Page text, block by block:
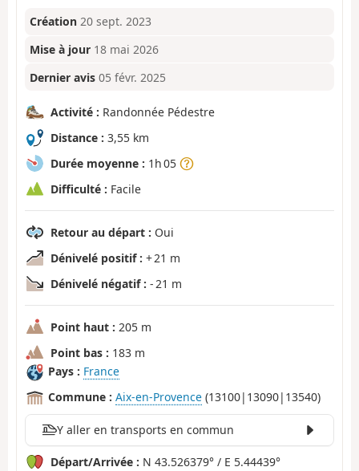
Création 20 sept. 2023
Mise à jour 18 mai 2026
Dernier avis 05 févr. 2025
Activité : Randonnée Pédestre
Distance : 3,55 km
Durée moyenne : 1h 05
Difficulté : Facile
Retour au départ : Oui
Dénivelé positif : + 21 m
Dénivelé négatif : - 21 m
Point haut : 205 m
Point bas : 183 m
Pays : France
Commune : Aix-en-Provence (13100|13090|13540)
Y aller en transports en commun
Départ/Arrivée : N 43.526379° / E 5.44439°